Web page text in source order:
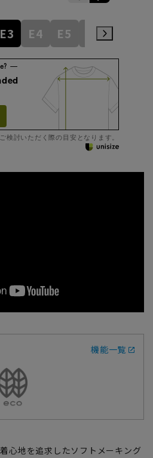
E3 E4 E5 E6
検討いただく際の目安となります。
機能一覧
心地を追求したソフトメーキング